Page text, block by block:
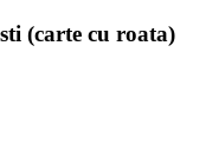
(carte cu roata)